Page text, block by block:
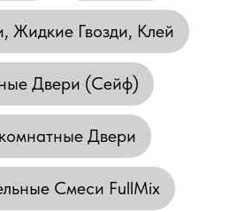
Жидкие Гвозди, Клей
Двери (сейф)
Двери
Смеси FullMix